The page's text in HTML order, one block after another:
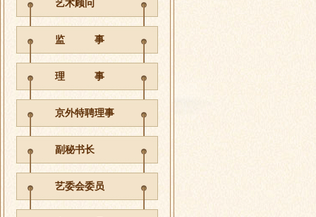
艺术顾问
监 事
理 事
京外特聘理事
副秘书长
艺委会委员